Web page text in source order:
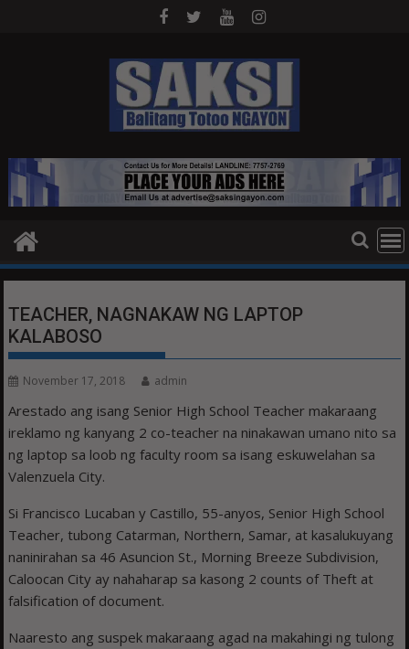
TEACHER, NAGNAKAW NG LAPTOP
KALABOSO
November 17, 2018 admin
Arestado ang isang Senior High School Teacher makaraang
ireklamo ng kanyang 2 co-teacher na ninakawan umano nito sa
ng laptop sa loob ng faculty room sa isang eskuwelahan sa
Valenzuela City.
Si Francisco Lucaban y Castillo, 55-anyos, Senior High School
Teacher, tubong Catarman, Northern, Samar, at kasalukuyang
naninirahan sa 46 Asuncion St., Morning Breeze Subdivision,
Caloocan City ay nahaharap sa kasong 2 counts of Theft at
falsification of document.
Naaresto ang suspek makaraang agad na makahingi ng tulong